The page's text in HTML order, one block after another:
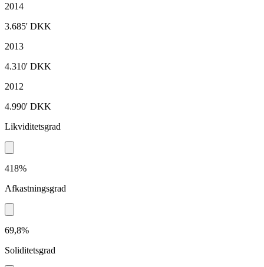
2014
3.685' DKK
2013
4.310' DKK
2012
4.990' DKK
Likviditetsgrad
418%
Afkastningsgrad
69,8%
Soliditetsgrad